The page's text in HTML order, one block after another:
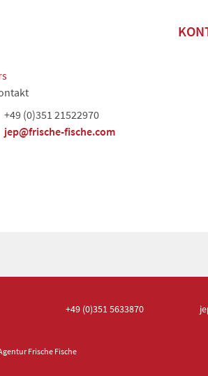
+49 (0)351 21522970
jep@frische-fische.com
+49 (0)3515633870
Frische Fische